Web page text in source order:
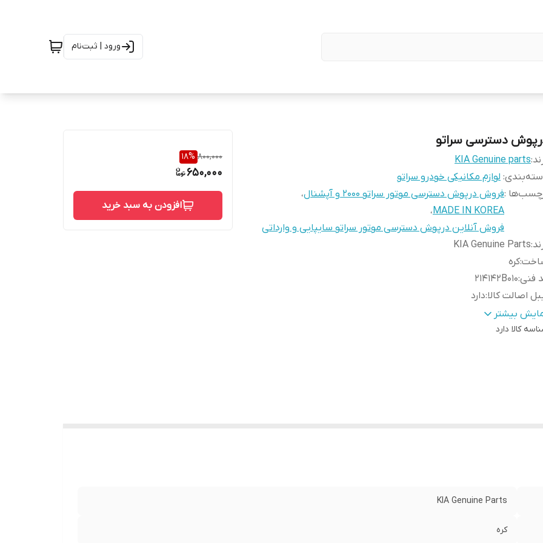
ورود | ثبت‌نام
دسترسی سراتو
KIA Genuine parts
: لوازم مکانیکی خودرو سراتو
:فروش درپوش دسترسی موتور سراتو 2000 و آپشنال
،
MADE IN KOREA،
فروش آنلاین درپوش دسترسی موتور سراتو سایپایی و وارداتی
:
KIA Genuine Parts
:کره
فنی:
214142B010
اصالت كالا:دارد
محصول:وارداتیبیشتر
کالا دارد
800,000
18%
650,000
افزودن به سبد خرید
KIA Genuine Parts
کره